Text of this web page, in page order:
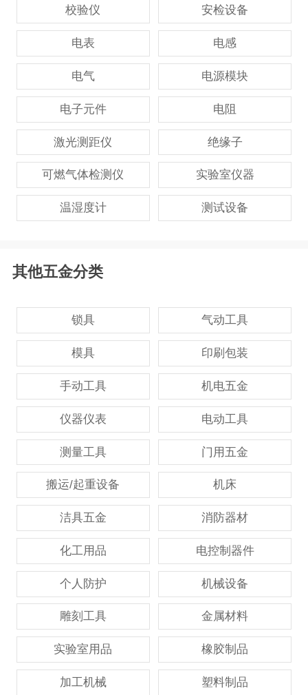
校验仪 安检设备
电表 电感
电气 电源模块
电子元件 电阻
激光测距仪 绝缘子
可燃气体检测仪 实验室仪器
温湿度计 测试设备
其他五金分类
锁具 气动工具
模具 印刷包装
手动工具 机电五金
仪器仪表 电动工具
测量工具 门用五金
搬运/起重设备 机床
洁具五金 消防器材
化工用品 电控制器件
个人防护 机械设备
雕刻工具 金属材料
实验室用品 橡胶制品
加工机械 塑料制品